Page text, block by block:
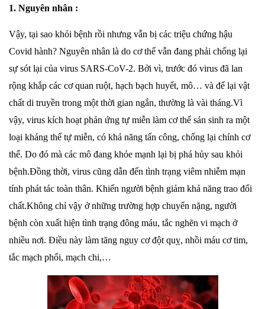
1. Nguyên nhân :
Vậy, tại sao khỏi bệnh rồi nhưng vẫn bị các triệu chứng hậu
Covid hành? Nguyên nhân là do cơ thể vẫn đang phải chống lại
sự sót lại của virus SARS-CoV-2. Bởi vì, trước đó virus đã lan
rộng khắp các cơ quan ruột, hạch bạch huyết, mô… và để lại vật
chất di truyền trong một thời gian ngắn, thường là vài tháng.Vì
vậy, virus kích hoạt phản ứng tự miễn làm cơ thể sản sinh ra một
loại kháng thể tự miễn, có khả năng tấn công, chống lại chính cơ
thể. Do đó mà các mô đang khỏe mạnh lại bị phá hủy sau khỏi
bệnh.Đồng thời, virus cũng dẫn đến tình trạng viêm nhiễm mạn
tính phát tác toàn thân. Khiến người bệnh giảm khả năng trao đổi
chất.Không chỉ vậy ở những trường hợp chuyển nặng, người
bệnh còn xuất hiện tình trạng đông máu, tắc nghẽn vi mạch ở
nhiều nơi. Điều này làm tăng nguy cơ đột quỵ, nhồi máu cơ tim,
tắc mạch phổi, mạch chi,…